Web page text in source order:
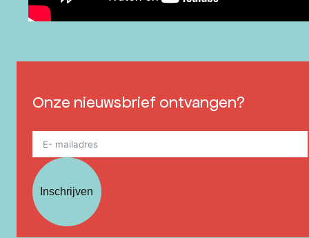
Onze nieuwsbrief ontvangen?
Inschrijven